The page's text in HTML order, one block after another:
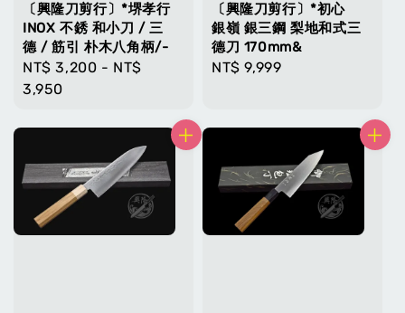
〔興隆刀剪行〕*堺孝行
INOX 不銹 和小刀 / 三
德 / 筋引 朴木八角柄/-
Regular
price
NT$ 3,200 - NT$
3,950
〔興隆刀剪行〕*初心
銀嶺 銀三鋼 梨地和式三
德刀 170mm&
Regular
NT$ 9,999